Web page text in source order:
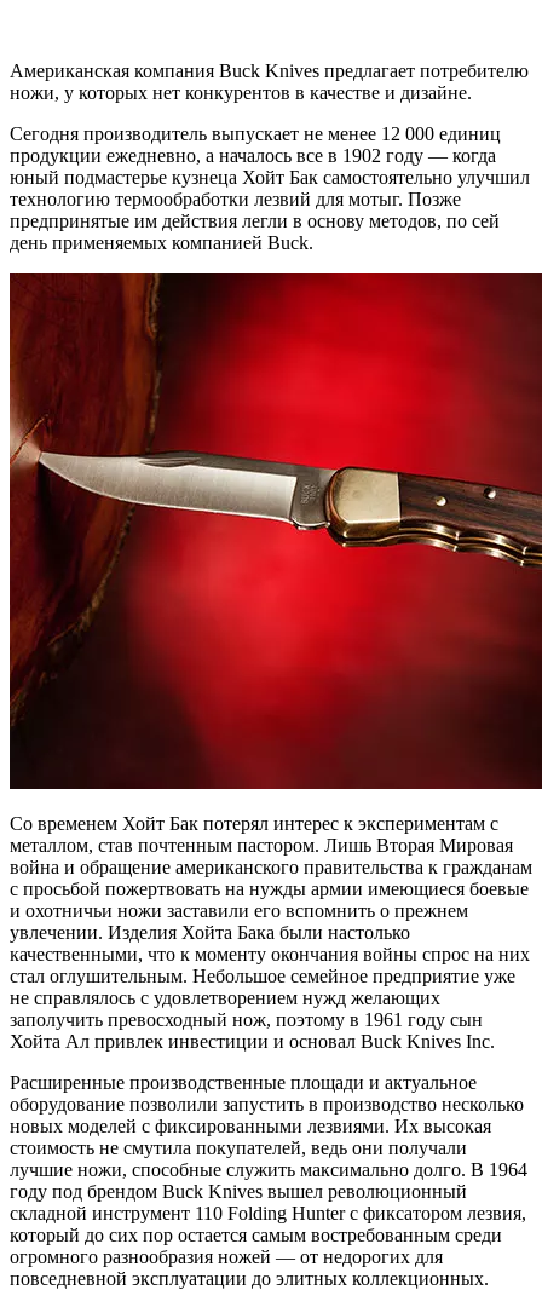
Американская компания Buck Knives предлагает потребителю
ножи, у которых нет конкурентов в качестве и дизайне.
Сегодня производитель выпускает не менее 12 000 единиц
продукции ежедневно, а началось все в 1902 году — когда
юный подмастерье кузнеца Хойт Бак самостоятельно улучшил
технологию термообработки лезвий для мотыг. Позже
предпринятые им действия легли в основу методов, по сей
день применяемых компанией Buck.
Со временем Хойт Бак потерял интерес к экспериментам с
металлом, став почтенным пастором. Лишь Вторая Мировая
война и обращение американского правительства к гражданам
с просьбой пожертвовать на нужды армии имеющиеся боевые
и охотничьи ножи заставили его вспомнить о прежнем
увлечении. Изделия Хойта Бака были настолько
качественными, что к моменту окончания войны спрос на них
стал оглушительным. Небольшое семейное предприятие уже
не справлялось с удовлетворением нужд желающих
заполучить превосходный нож, поэтому в 1961 году сын
Хойта Ал привлек инвестиции и основал Buck Knives Inc.
Расширенные производственные площади и актуальное
оборудование позволили запустить в производство несколько
новых моделей с фиксированными лезвиями. Их высокая
стоимость не смутила покупателей, ведь они получали
лучшие ножи, способные служить максимально долго. В 1964
году под брендом Buck Knives вышел революционный
складной инструмент 110 Folding Hunter с фиксатором лезвия,
который до сих пор остается самым востребованным среди
огромного разнообразия ножей — от недорогих для
повседневной эксплуатации до элитных коллекционных.